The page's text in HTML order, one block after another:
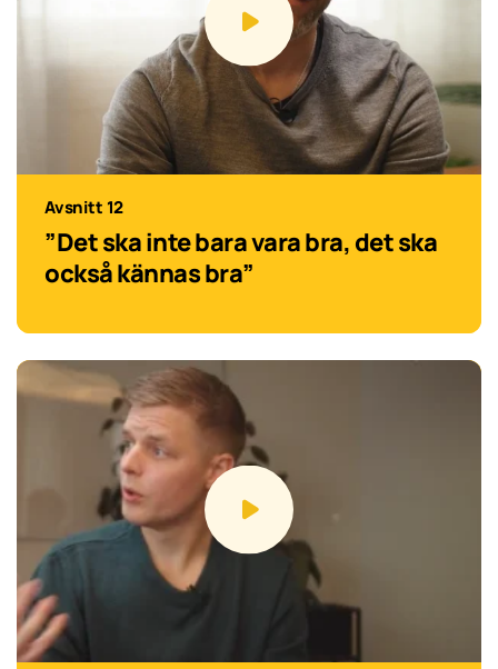
Avsnitt 12
”Det ska inte bara vara bra, det ska
också kännas bra”